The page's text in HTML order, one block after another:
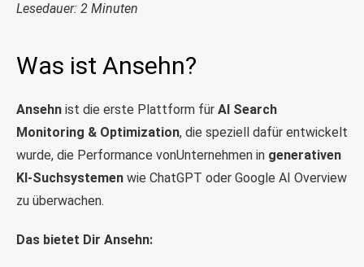
Lesedauer: 2 Minuten
Was ist Ansehn?
Ansehnist die erste Plattform für AI Search
Monitoring & Optimization, die speziell dafür entwickelt
wurde, die Performance vonUnternehmen in generativen
KI-Suchsystemenwie ChatGPT oder Google AI Overview
zu überwachen.
Das bietet Dir Ansehn: